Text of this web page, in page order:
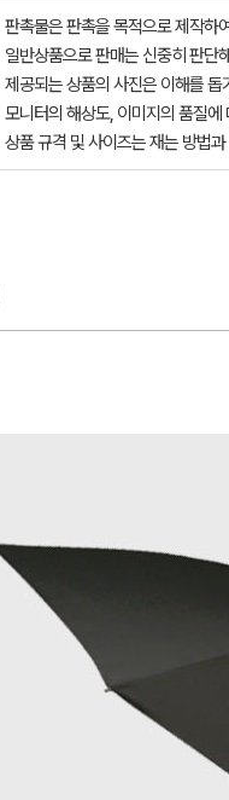
판촉물은 판촉을 목적으로 제작하
일반상품으로 판매는 신중히 판단
제공되는 상품의 사진은 이해를
모니터의 해상도, 이미지의 품질
상품 규격 및 사이즈는 재는 방법